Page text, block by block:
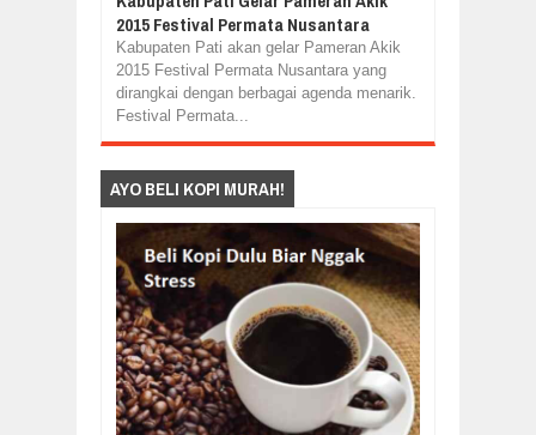
2015 Festival Permata Nusantara
Kabupaten Pati akan gelar Pameran Akik
2015 Festival Permata Nusantara yang
dirangkai dengan berbagai agenda menarik.
Festival Permata...
AYO BELI KOPI MURAH!